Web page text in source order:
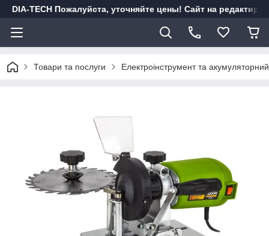
DIA-TECH Пожалуйста, уточняйте цены! Сайт на
Товари та послуги Електроінструмент та